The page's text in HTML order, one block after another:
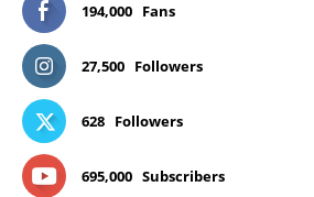
194,000 Fans
27,500 Followers
628 Followers
695,000 Subscribers